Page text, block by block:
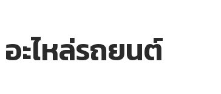
อะไหล่รถยนต์